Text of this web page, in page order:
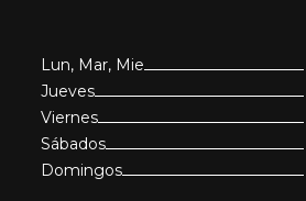
Lun, Mar, Mie
Jueves
Viernes
Sábados
Domingos